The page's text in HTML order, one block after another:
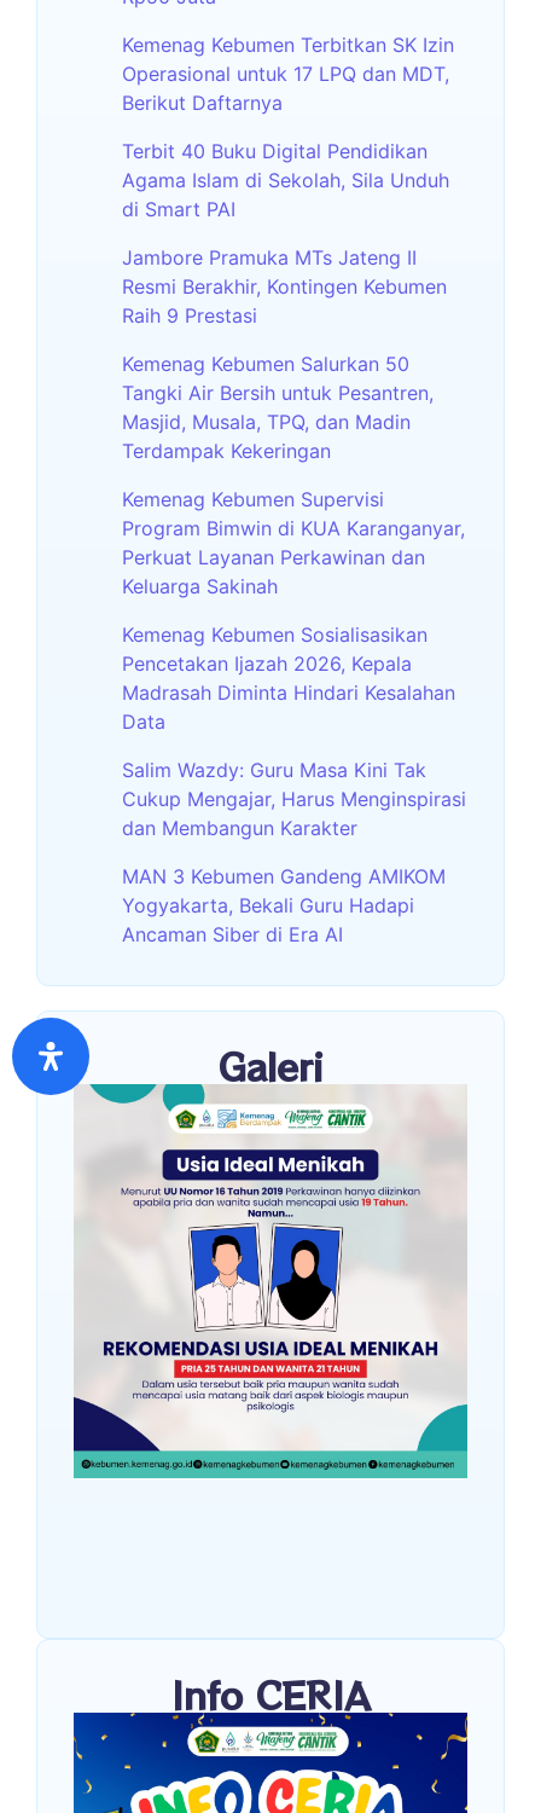
Kemenag Kebumen Terbitkan SK Izin
Operasional untuk 17 LPQ dan MDT,
Berikut Daftarnya
Terbit 40 Buku Digital Pendidikan
Agama Islam di Sekolah, Sila Unduh
di Smart PAI
Jambore Pramuka MTs Jateng II
Resmi Berakhir, Kontingen Kebumen
Raih 9 Prestasi
Kemenag Kebumen Salurkan 50
Tangki Air Bersih untuk Pesantren,
Masjid, Musala, TPQ, dan Madin
Terdampak Kekeringan
Kemenag Kebumen Supervisi
Program Bimwin di KUA Karanganyar,
Perkuat Layanan Perkawinan dan
Keluarga Sakinah
Kemenag Kebumen Sosialisasikan
Pencetakan Ijazah 2026, Kepala
Madrasah Diminta Hindari Kesalahan
Data
Salim Wazdy: Guru Masa Kini Tak
Cukup Mengajar, Harus Menginspirasi
dan Membangun Karakter
MAN 3 Kebumen Gandeng AMIKOM
Yogyakarta, Bekali Guru Hadapi
Ancaman Siber di Era AI
Galeri
Info CERIA